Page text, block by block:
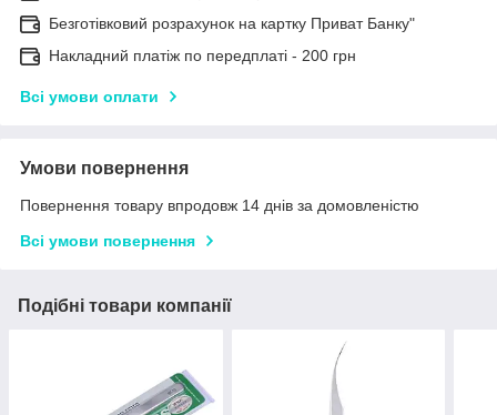
Безготівковий розрахунок на картку Приват Банку"
Накладний платіж по передплаті - 200 грн
Всі умови оплати
Умови повернення
Повернення товару впродовж 14 днів за домовленістю
Всі умови повернення
Подібні товари компанії